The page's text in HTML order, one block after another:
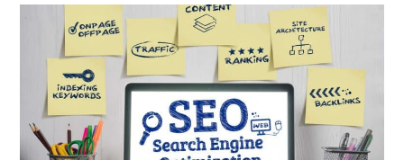
D’AFFILIATION
TESTER